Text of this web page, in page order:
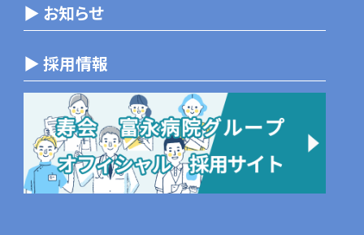
▶ お知らせ
▶ 採用情報